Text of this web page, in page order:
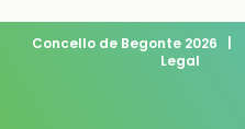
Concello de Begonte 2026
Legal